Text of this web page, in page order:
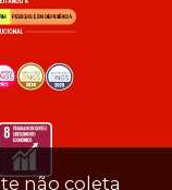
não coleta